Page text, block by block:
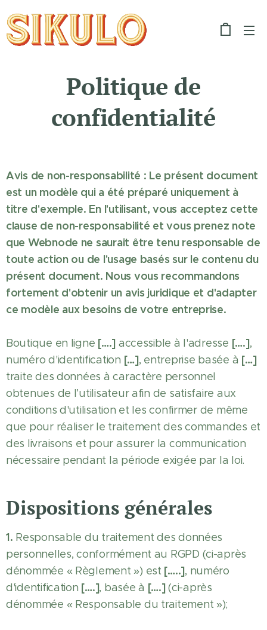
Politique de
confidentialité
Avis de non-responsabilité : Le présent document
est un modèle qui a été préparé uniquement à
titre d'exemple. En l'utilisant, vous acceptez cette
clause de non-responsabilité et vous prenez note
que Webnode ne saurait être tenu responsable de
toute action ou de l'usage basés sur le contenu du
présent document. Nous vous recommandons
fortement d'obtenir un avis juridique et d'adapter
ce modèle aux besoins de votre entreprise.
Boutique en ligne [….] accessible à l'adresse [….],
numéro d'identification […], entreprise basée à […]
traite des données à caractère personnel
obtenues de l’utilisateur afin de satisfaire aux
conditions d'utilisation et les confirmer de même
que pour réaliser le traitement des commandes et
des livraisons et pour assurer la communication
nécessaire pendant la période exigée par la loi.
Dispositions générales
1. Responsable du traitement des données
personnelles, conformément au RGPD (ci-après
dénommée « Règlement ») est […..], numéro
d'identification [….], basée à [….](ci-après
dénommée « Responsable du traitement »);